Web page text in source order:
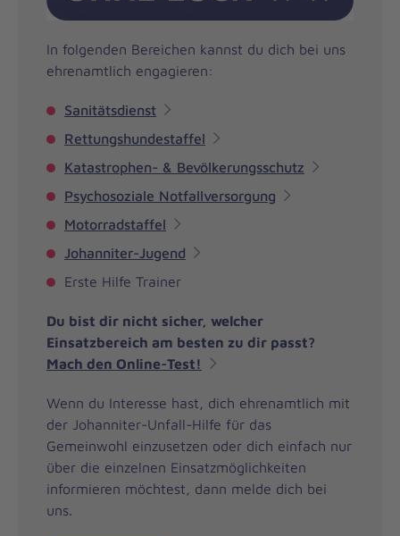
In folgenden Bereichen kannst du dich bei uns
ehrenamtlich engagieren:
Sanitätsdienst
Rettungshundestaffel
Katastrophen- & Bevölkerungsschutz
Psychosoziale Notfallversorgung
Motorradstaffel
Johanniter-Jugend
Erste Hilfe Trainer
Du bist dir nicht sicher, welcher
Einsatzbereich am besten zu dir passt?
Mach den Online-Test!
Wenn du Interesse hast, dich ehrenamtlich mit
der Johanniter-Unfall-Hilfe für das
Gemeinwohl einzusetzen oder dich einfach nur
über die einzelnen Einsatzmöglichkeiten
informieren möchtest, dann melde dich bei
uns.